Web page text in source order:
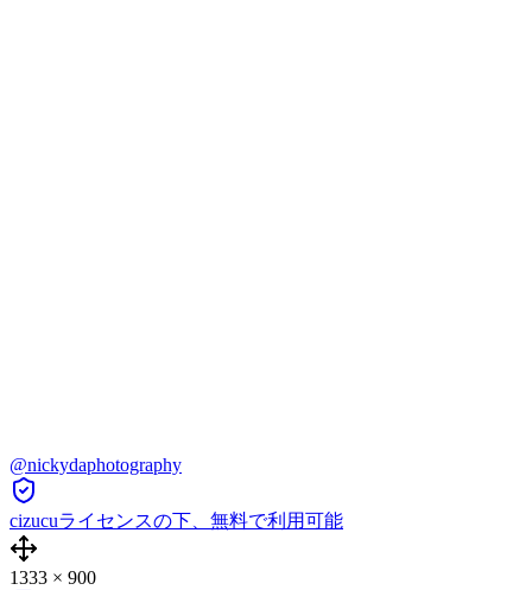
@nickydaphotography
cizucuライセンスの下、無料で利用可能
1333 × 900